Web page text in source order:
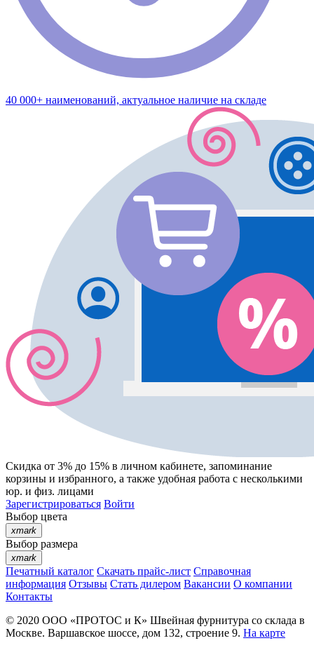
40 000+ наименований, актуальное наличие на складе
Скидка от 3% до 15% в личном кабинете, запоминание
корзины и избранного, а также удобная работа с несколькими
юр. и физ. лицами
Зарегистрироваться Войти
Выбор цвета
xmark
Выбор размера
xmark
Печатный каталог Скачать прайс-лист Справочная
информация Отзывы Стать дилером Вакансии О компании
Контакты
© 2020 ООО «ПРОТОС и К» Швейная фурнитура со склада в
Москве. Варшавское шоссе, дом 132, строение 9. На карте